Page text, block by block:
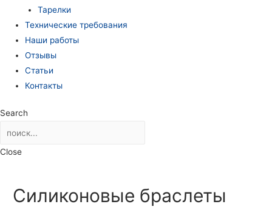
Тарелки
Технические требования
Наши работы
Отзывы
Статьи
Контакты
Search
Close
Силиконовые браслеты